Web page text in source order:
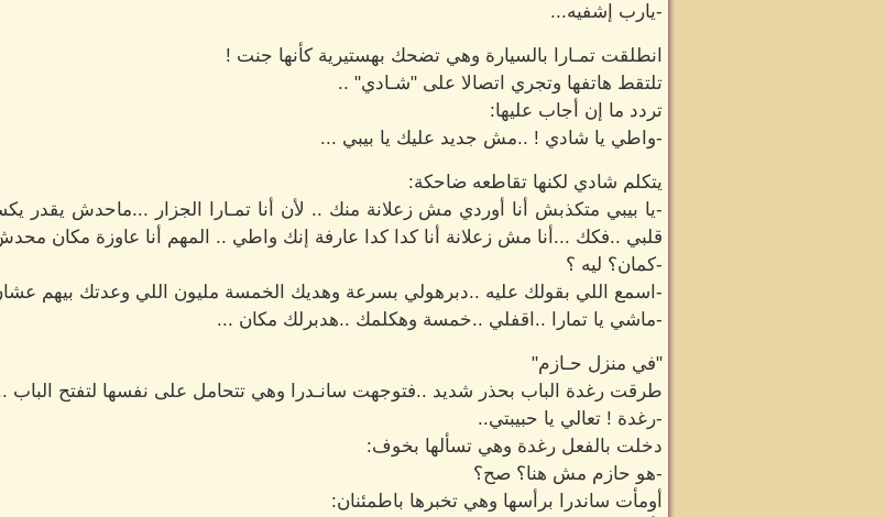
-يارب إشفيه...
انطلقت تمـارا بالسيارة وهي تضحك بهستيرية كأنها جنت !
تلتقط هاتفها وتجري اتصالا على "شـادي" ..
تردد ما إن أجاب عليها:
-واطي يا شادي ! ..مش جديد عليك يا بيبي ...
يتكلم شادي لكنها تقاطعه ضاحكة:
-يا بيبي متكذبش أنا أوردي مش زعلانة منك .. لأن أنا تمـارا الجزار ...ماحدش يقدر
قلبي ..فكك ...أنا مش زعلانة أنا كدا كدا عارفة إنك واطي .. المهم أنا عاوزة مكان
-كمان؟ ليه ؟
-اسمع اللي بقولك عليه ..دبرهولي بسرعة وهديك الخمسة مليون اللي وعدتك بيهم
-ماشي يا تمارا ..اقفلي ..خمسة وهكلمك ..هدبرلك مكان ...
"في منزل حـازم"
طرقت رغدة الباب بحذر شديد ..فتوجهت سانـدرا وهي تتحامل على نفسها لتفتح الباب
-رغدة ! تعالي يا حبيبتي..
دخلت بالفعل رغدة وهي تسألها بخوف:
-هو حازم مش هنا؟ صح؟
أومأت ساندرا برأسها وهي تخبرها باطمئنان: